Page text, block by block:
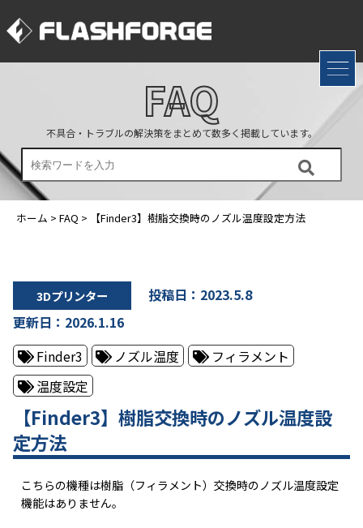
FAQ
不具合・トラブルの解決策をまとめて数多く掲載しています。
ホーム > FAQ > 【Finder3】樹脂交換時のノズル温度設定方法
3Dプリンター
投稿日：2023.5.8
更新日：2026.1.16
Finder3
ノズル温度
フィラメント
温度設定
【Finder3】樹脂交換時のノズル温度設
定方法
こちらの機種は樹脂（フィラメント）交換時のノズル温度設定
機能はありません。